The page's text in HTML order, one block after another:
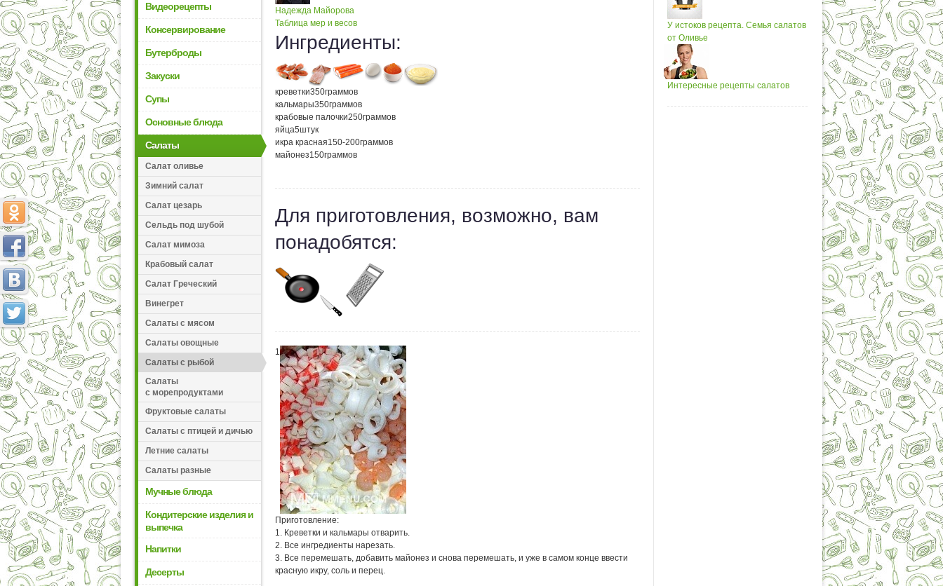
Видеорецепты
Консервирование
Бутерброды
Закуски
Супы
Основные блюда
Салаты
Салат оливье
Зимний салат
Салат цезарь
Сельдь под шубой
Салат мимоза
Крабовый салат
Салат Греческий
Винегрет
Салаты с мясом
Салаты овощные
Салаты с рыбой
Салаты
с морепродуктами
Фруктовые салаты
Салаты с птицей и дичью
Летние салаты
Салаты разные
Мучные блюда
Кондитерские изделия и
выпечка
Напитки
Десерты
Надежда Майорова
Таблица мер и весов
Ингредиенты:
креветки350граммов
кальмары350граммов
крабовые палочки250граммов
яйца5штук
икра красная150-200граммов
майонез150граммов
Для приготовления, возможно, вам
понадобятся:
1
Приготовление:
1. Креветки и кальмары отварить.
2. Все ингредиенты нарезать.
3. Все перемешать, добавить майонез и снова перемешать, и уже в самом конце ввести
красную икру, соль и перец.
У истоков рецепта. Семья салатов
от Оливье
Интересные рецепты салатов